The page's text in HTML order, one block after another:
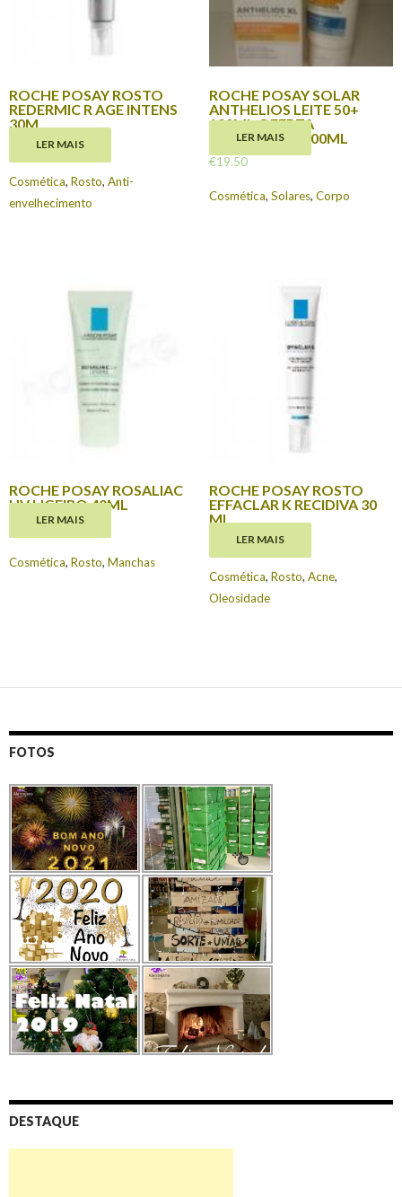
ROCHE POSAY ROSTO
REDERMIC R AGE INTENS
30M
26.25LER MAIS
Cosmética, Rosto, Anti-
envelhecimento
ROCHE POSAY SOLAR
ANTHELIOS LEITE 50+
100ML OFERTA
POSTHELIOS 100ML
€19.50
LER MAIS
Cosmética, Solares, Corpo
ROCHE POSAY ROSALIAC
UV LIGEIRO 40ML
17.35
LER MAIS
Cosmética, Rosto, Manchas
ROCHE POSAY ROSTO
EFFACLAR K RECIDIVA 30
ML
15.30LER MAIS
Cosmética, Rosto, Acne,
Oleosidade
FOTOS
DESTAQUE